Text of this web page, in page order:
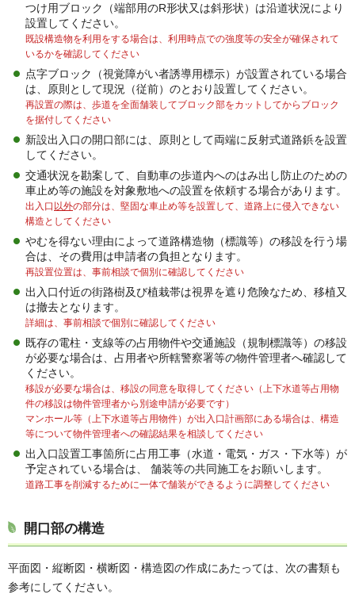
つけ用ブロック（端部用のR形状又は斜形状）は沿道状況により
設置してください。
既設構造物を利用をする場合は、利用時点での強度等の安全が確保されて
いるかを確認してください
点字ブロック（視覚障がい者誘導用標示）が設置されている場合
は、原則として現況（従前）のとおり設置してください。
再設置の際は、歩道を全面舗装してブロック部をカットしてからブロック
を据付してください
新設出入口の開口部には、原則として両端に反射式道路鋲を設置
してください。
交通状況を勘案して、自動車の歩道内へのはみ出し防止のための
車止め等の施設を対象敷地への設置を依頼する場合があります。
出入口 以外の部分は、堅固な車止め等を設置して、道路上に侵入できない
構造としてください
やむを得ない理由によって道路構造物（標識等）の移設を行う場
合は、その費用は申請者の負担となります。
再設置位置は、事前相談で個別に確認してください
出入口付近の街路樹及び植栽帯は視界を遮り危険なため、移植又
は撤去となります。
詳細は、事前相談で個別に確認してください
既存の電柱・支線等の占用物件や交通施設（規制標識等）の移設
が必要な場合は、占用者や所轄警察署等の物件管理者へ確認して
ください。
移設が必要な場合は、移設の同意を取得してください（上下水道等占用物
件の移設は物件管理者から別途申請が必要です）
マンホール等（上下水道等占用物件）が出入口計画部にある場合は、構造
等について物件管理者への確認結果を相談してください
出入口設置工事箇所に占用工事（水道・電気・ガス・下水等）が
予定されている場合は、 舗装等の共同施工をお願いします。
道路工事を削減するために一体で舗装ができるように調整してください
開口部の構造
平面図・縦断図・横断図・構造図の作成にあたっては、次の書類も
参考にしてください。